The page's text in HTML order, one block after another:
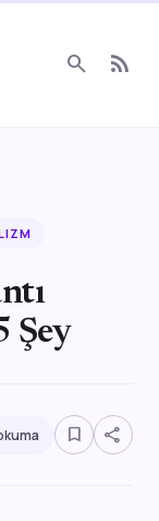
search rss_feed
Şey
bookmark_border share